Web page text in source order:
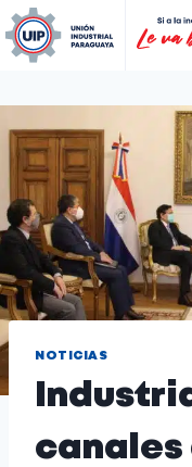
NOTICIAS
canales